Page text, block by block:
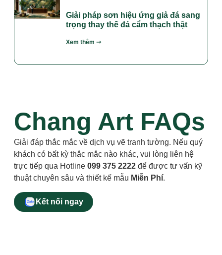
Giải pháp sơn hiệu ứng giả đá sang
trọng thay thế đá cẩm thạch thật
Xem thêm ⇾
Chang Art FAQs
Giải đáp thắc mắc về dịch vụ vẽ tranh tường. Nếu quý
khách có bất kỳ thắc mắc nào khác, vui lòng liên hệ
trực tiếp qua Hotline 099 375 2222 để được tư vấn kỹ
thuật chuyên sâu và thiết kế mẫu Miễn Phí.
Kết nối ngay